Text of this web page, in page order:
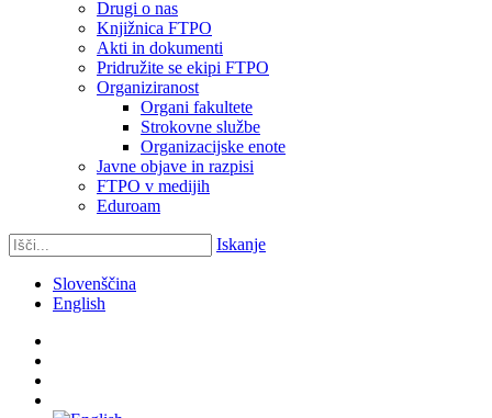
Drugi o nas
Knjižnica FTPO
Akti in dokumenti
Pridružite se ekipi FTPO
Organiziranost
Organi fakultete
Strokovne službe
Organizacijske enote
Javne objave in razpisi
FTPO v medijih
Eduroam
Iskanje
Slovenščina
English